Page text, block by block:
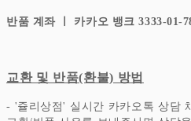
반품 계좌 ㅣ 카카오 뱅크 3333-01-
교환 및 반품(환불) 방법
- '쥴리상점' 실시간 카카오톡 상담